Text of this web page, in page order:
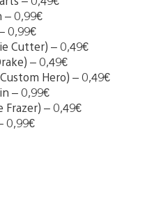
– 0,99€
0,99€
Cutter) – 0,49€
– 0,49€
Hero) – 0,49€
– 0,99€
Frazer) – 0,49€
0,99€